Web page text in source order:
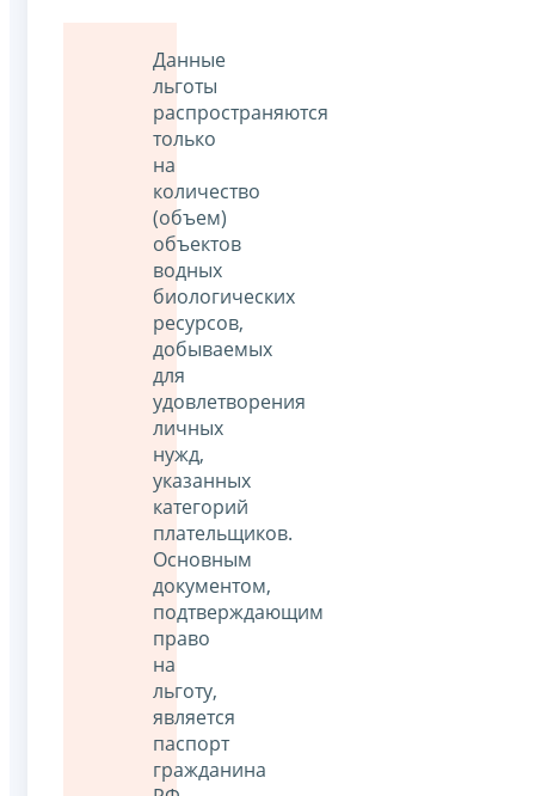
Данные
льготы
распространяются
только
на
количество
(объем)
объектов
водных
биологических
ресурсов,
добываемых
для
удовлетворения
личных
нужд,
указанных
категорий
плательщиков.
Основным
документом,
подтверждающим
право
на
льготу,
является
паспорт
гражданина